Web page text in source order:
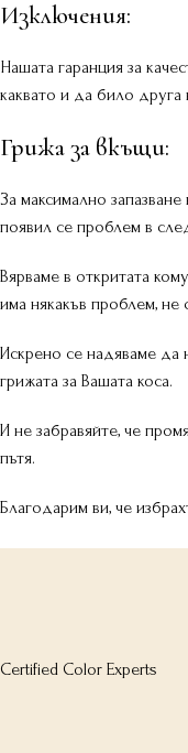
​Изключения:
Нашата гаранция за
каквато и да било
​Грижа за вкъщи:
За максимално
появил се проблем в
Вярваме в откритата
има някакъв проблем, не
Искрено се надяваме да
грижата за Вашата коса.
И не забравяйте, че
пътя.
Благодарим ви, че
Certified Color Experts